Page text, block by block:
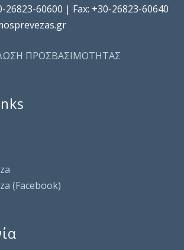
60600 | Fax: +30-26823-60640
ΠΡΟΣΒΑΣΙΜΟΤΗΤΑΣ
(Facebook)